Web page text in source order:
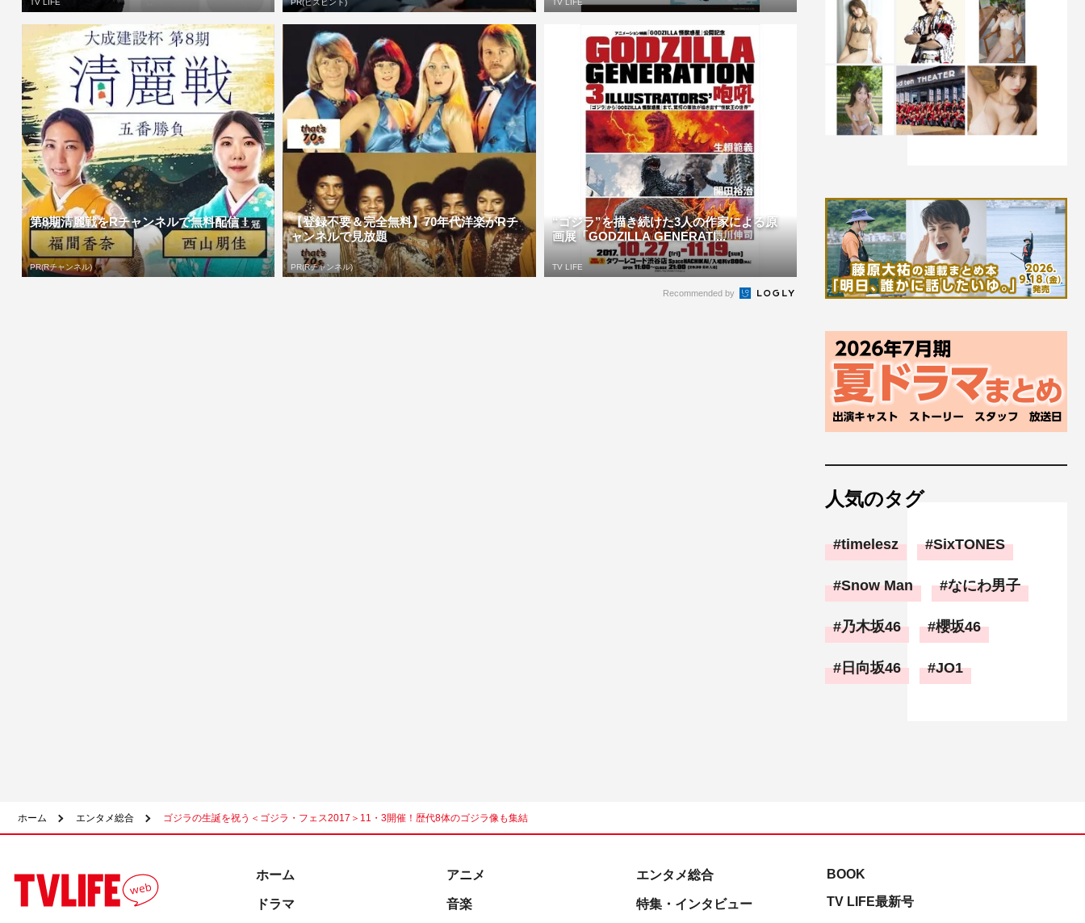
第8期清麗戦をRチャンネルで無料配信！
PR(Rチャンネル)
【登録不要＆完全無料】70年代洋楽がRチ
ャンネルで見放題
PR(Rチャンネル)
“ゴジラ”を描き続けた3人の作家による原
画展「GODZILLA GENERATI...
TV LIFE
Recommended by
人気のタグ
timelesz SixTONES
Snow Man なにわ男子
乃木坂46 櫻坂46
日向坂46 JO1
ホーム エンタメ総合 ゴジラの生誕を祝う＜ゴジラ・フェス2017＞11・3開催！歴代8体のゴジラ像も集結
ホーム
ドラマ
アニメ
音楽
エンタメ総合
特集・インタビュー
BOOK
TV LIFE最新号